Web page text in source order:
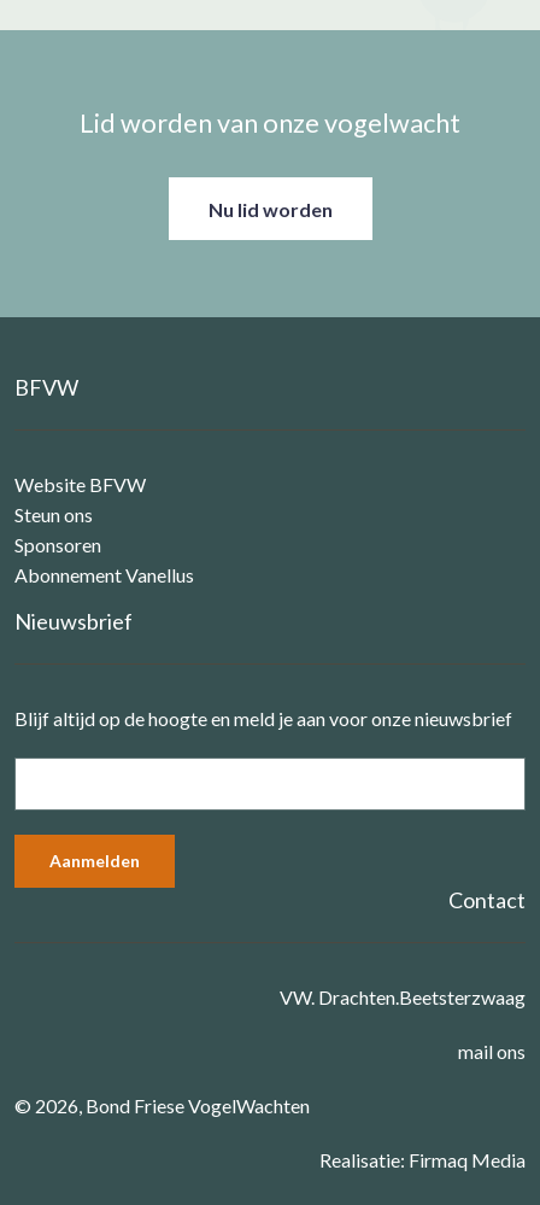
Lid worden van onze vogelwacht
Nu lid worden
BFVW
Website BFVW
Steun ons
Sponsoren
Abonnement Vanellus
Nieuwsbrief
Blijf altijd op de hoogte en meld je aan voor onze nieuwsbrief
Contact
VW. Drachten.Beetsterzwaag
mail ons
© 2026, Bond Friese VogelWachten
Realisatie: Firmaq Media